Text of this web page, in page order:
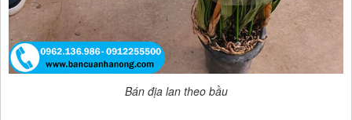
Bán địa lan theo bầu